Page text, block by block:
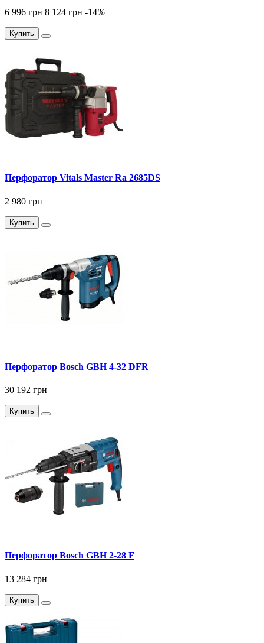
6 996 грн 8 124 грн -14%
Купить
Перфоратор Vitals Master Ra 2685DS
2 980 грн
Купить
Перфоратор Bosch GBH 4-32 DFR
30 192 грн
Купить
Перфоратор Bosch GBH 2-28 F
13 284 грн
Купить